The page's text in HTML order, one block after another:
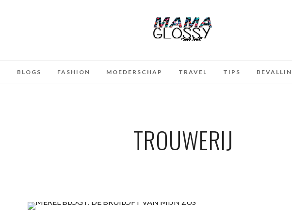
BLOGS FASHION MOEDERSCHAP TRAVEL TIPS
TROUWERIJ